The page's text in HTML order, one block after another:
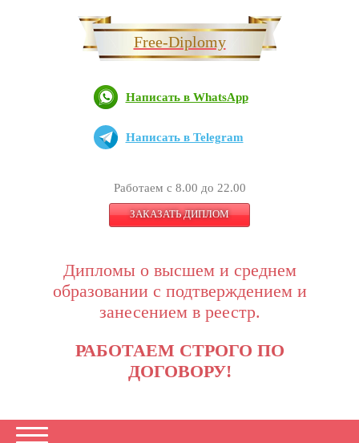
Free-Diplomy
Написать в WhatsApp
Написать в Telegram
Работаем с 8.00 до 22.00
ЗАКАЗАТЬ ДИПЛОМ
Дипломы о высшем и среднем
образовании с подтверждением и
занесением в реестр.
РАБОТАЕМ СТРОГО ПО
ДОГОВОРУ!